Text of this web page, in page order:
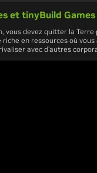
et tinyBuild Games
vous devez quitter la
riche en ressources où
avec d’autres